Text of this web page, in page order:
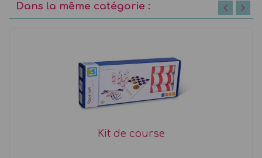
Dans la même catégorie :
Kit de course